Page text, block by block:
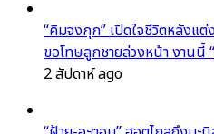
“คิมจงกุก” เปิดใจชีวิตหลังแ
ขอโทษลูกชายล่วงหน้า งานนี้
2 สัปดาห์ ago